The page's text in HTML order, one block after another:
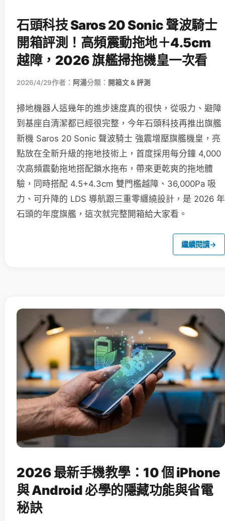
石頭科技 Saros 20 Sonic 聲波騎士
開箱評測！高頻震動拖地＋4.5cm
越障，2026 旗艦掃拖機皇一次看
2026/4/29作者： 阿湯分類： 開箱文 & 評測
掃地機器人這幾年的進步速度真的很快，從吸力、避障
到基座自清潔都已經很完整，今年石頭科技再推出旗艦
新機 Saros 20 Sonic 聲波騎士 強震增壓旗艦機皇，亮
點放在全新升級的拖地技術上，首度採用每分鐘 4,000
次高頻震動拖地搭配鎖水拖布，帶來更乾爽的拖地體
驗，同時搭配 4.5+4.3cm 雙門檻越障、36,000Pa 吸
力、可升降的 LDS 導航跟三重零纏繞設計，是 2026 年
石頭的年度旗艦，這次就完整開箱給大家看。
繼續閱讀→
2026 最新手機教學：10 個 iPhone
與 Android 必學的隱藏功能與省電
秘訣